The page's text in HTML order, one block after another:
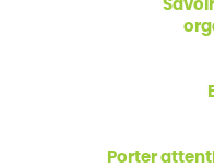
Porter